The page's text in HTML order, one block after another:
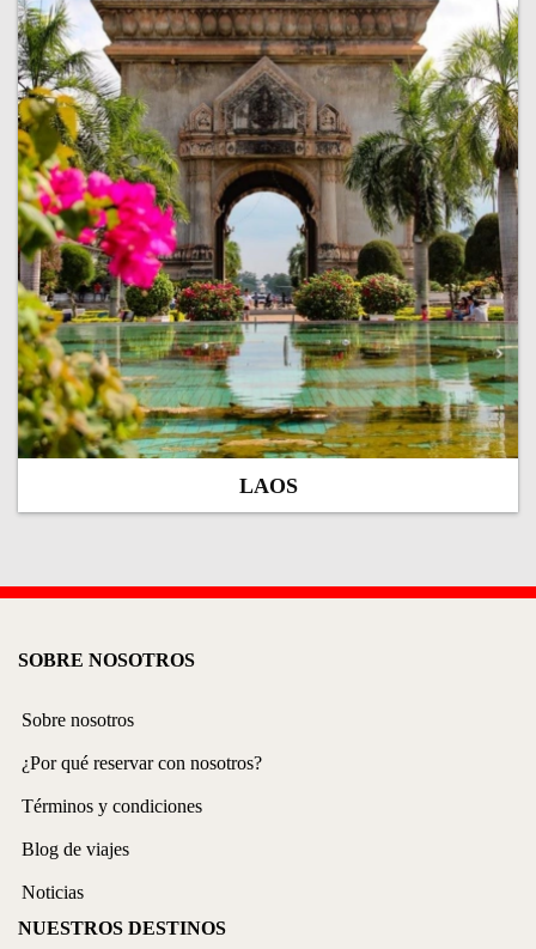
LAOS
SOBRE NOSOTROS
Sobre nosotros
¿Por qué reservar con nosotros?
Términos y condiciones
Blog de viajes
Noticias
NUESTROS DESTINOS